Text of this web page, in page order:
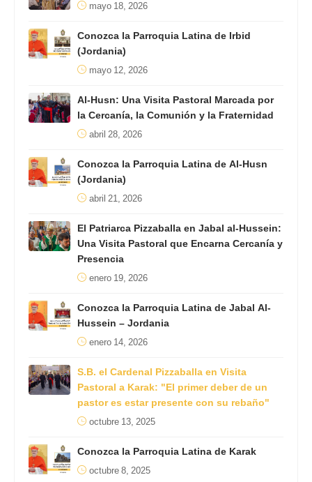
mayo 18, 2026
Conozca la Parroquia Latina de Irbid
(Jordania)
mayo 12, 2026
Al-Husn: Una Visita Pastoral Marcada por
la Cercanía, la Comunión y la Fraternidad
abril 28, 2026
Conozca la Parroquia Latina de Al-Husn
(Jordania)
abril 21, 2026
El Patriarca Pizzaballa en Jabal al-Hussein:
Una Visita Pastoral que Encarna Cercanía y
Presencia
enero 19, 2026
Conozca la Parroquia Latina de Jabal Al-
Hussein – Jordania
enero 14, 2026
S.B. el Cardenal Pizzaballa en Visita
Pastoral a Karak: "El primer deber de un
pastor es estar presente con su rebaño"
octubre 13, 2025
Conozca la Parroquia Latina de Karak
octubre 8, 2025